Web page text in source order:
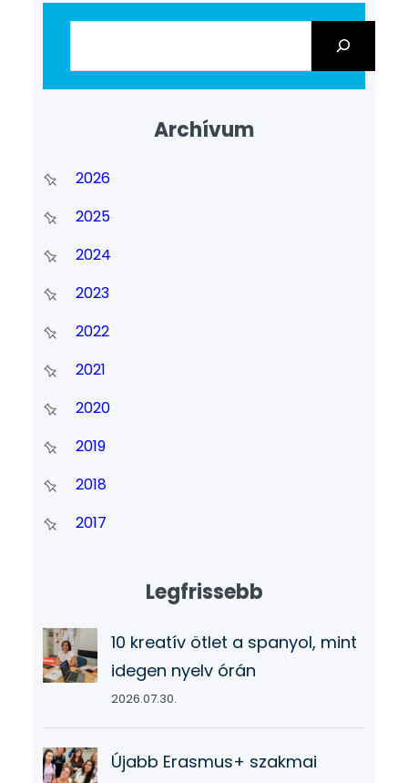
Archívum
2026
2025
2024
2023
2022
2021
2020
2019
2018
2017
Legfrissebb
10 kreatív ötlet a spanyol, mint
idegen nyelv órán
2026.07.30.
Újabb Erasmus+ szakmai